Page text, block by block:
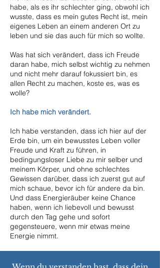
habe, als es ihr schlechter ging, obwohl ich
wusste, dass es mein gutes Recht ist, mein
eigenes Leben an einem anderen Ort zu
leben und sie das auch für mich so wollte.
Was hat sich verändert, dass ich Freude
daran habe, mich selbst wichtig zu nehmen
und nicht mehr darauf fokussiert bin, es
allen Recht zu machen, koste es, was es
wolle?
Ich habe mich verändert.
Ich habe verstanden, dass ich hier auf der
Erde bin, um ein bewusstes Leben voller
Freude und Kraft zu führen, in
bedingungsloser Liebe zu mir selber und
meinem Körper, und ohne schlechtes
Gewissen darüber, dass ich zuerst gut auf
mich schaue, bevor ich für andere da bin.
Und dass Energieräuber keine Chance
haben, wenn ich liebevoll und bewusst
durch den Tag gehe und sofort
gegensteuere, wenn mir etwas meine
Energie nimmt.